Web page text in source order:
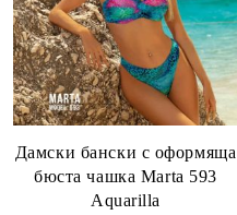
Дамски бански с оформяща
бюста чашка Marta 593
Aquarilla